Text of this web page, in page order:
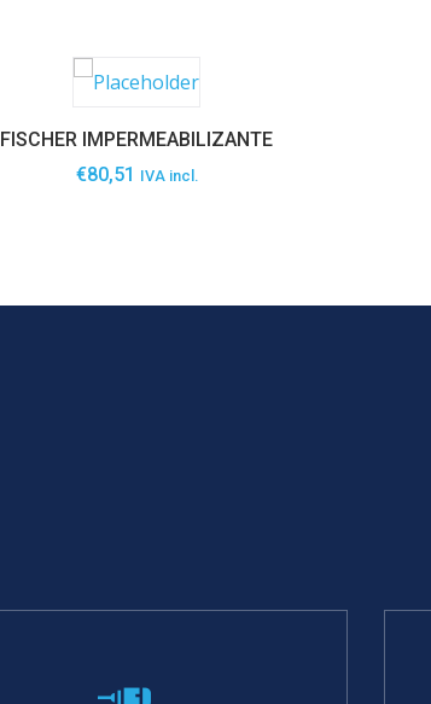
FISCHER IMPERMEABILIZANTE
€80,51 IVA incl.